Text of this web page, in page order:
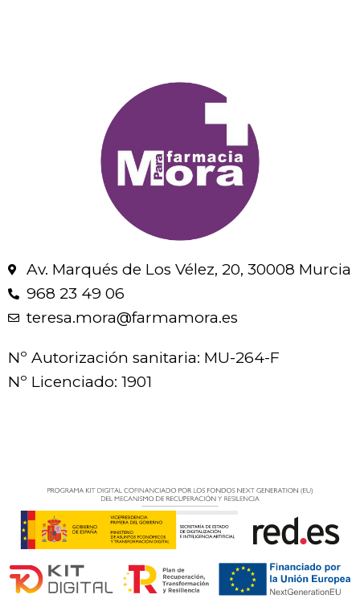
Av. Marqués de Los Vélez, 20, 30008 Murcia
968 23 49 06
teresa.mora@farmamora.es
Nº Autorización sanitaria: MU-264-F
Nº Licenciado: 1901